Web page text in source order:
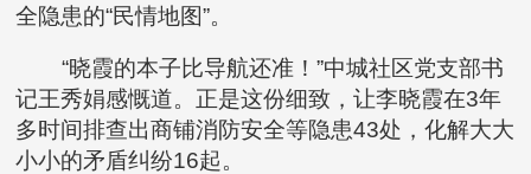
全隐患的“民情地图”。
“晓霞的本子比导航还准！”中城社区党支部书
记王秀娟感慨道。正是这份细致，让李晓霞在3年
多时间排查出商铺消防安全等隐患43处，化解大大
小小的矛盾纠纷16起。